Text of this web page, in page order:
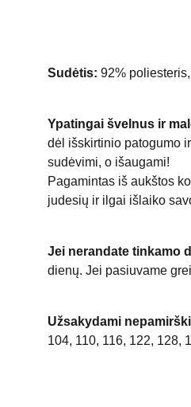
Sudėtis: 92%
Ypatingai švelnus ir
dėl išskirtinio patogumo
sudėvimi, o išaugami!
Pagamintas iš aukštos
judesių ir ilgai išlaiko
Jei nerandate tinkamo
dienų. Jei pasiuvame
Užsakydami
104, 110, 116, 122, 128,